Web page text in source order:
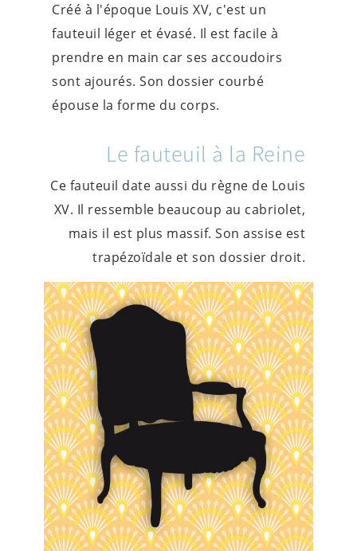
Créé à l'époque Louis XV, c'est un
fauteuil léger et évasé. Il est facile à
prendre en main car ses accoudoirs
sont ajourés. Son dossier courbé
épouse la forme du corps.
Le fauteuil à la Reine
Ce fauteuil date aussi du règne de Louis
XV. Il ressemble beaucoup au cabriolet,
mais il est plus massif. Son assise est
trapézoïdale et son dossier droit.